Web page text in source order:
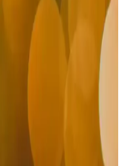
Çok Yönlü ve
tamamlayan ve farklı
Modeller, kumaş ve
erkek modasında
önerileriyle stilinizi